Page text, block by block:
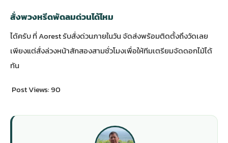
สั่งพวงหรีดพัดลมด่วนได้ไหม
ได้ครับ ที่ Aorest รับสั่งด่วนภายในวัน จัดส่งพร้อมติดตั้งถึงวัดเลย
เพียงแต่สั่งล่วงหน้าสักสองสามชั่วโมงเพื่อให้ทีมเตรียมจัดดอกไม้ได้
ทัน
Post Views:90